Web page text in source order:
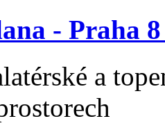
- Praha
a